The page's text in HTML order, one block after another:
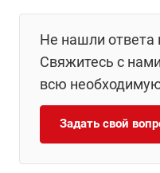
Не нашли ответа
Свяжитесь с
всю
Задать свой